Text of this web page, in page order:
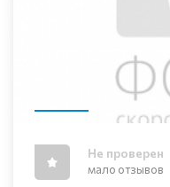
Не проверен
мало отзывов